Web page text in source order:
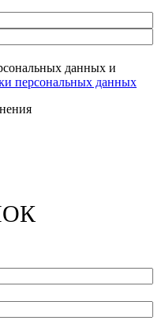
данных и
персональных данных